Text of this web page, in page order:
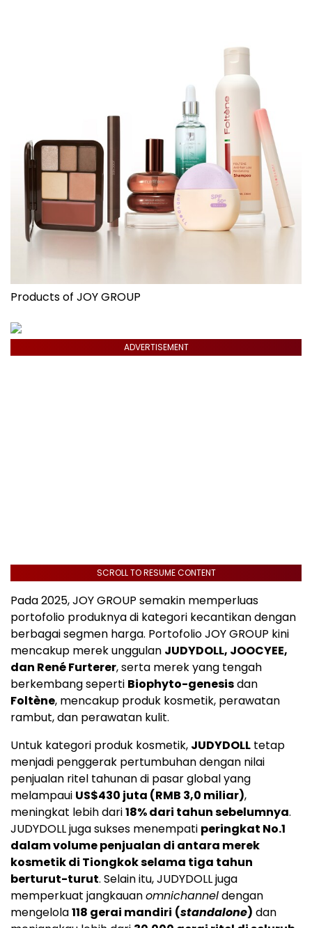
Products of JOY GROUP
ADVERTISEMENT
SCROLL TO RESUME CONTENT
Pada 2025, JOY GROUP semakin memperluas
portofolio produknya di kategori kecantikan dengan
berbagai segmen harga. Portofolio JOY GROUP kini
mencakup merek unggulan JUDYDOLL, JOOCYEE,
dan René Furterer, serta merek yang tengah
berkembang seperti Biophyto-genesisdan
Foltène, mencakup produk kosmetik, perawatan
rambut, dan perawatan kulit.
Untuk kategori produk kosmetik, JUDYDOLL tetap
menjadi penggerak pertumbuhan dengan nilai
penjualan ritel tahunan di pasar global yang
melampaui US$430 juta (RMB 3,0 miliar),
meningkat lebih dari18% dari tahun sebelumnya.
JUDYDOLL juga sukses menempati peringkat No.1
dalam volume penjualan di antara merek
kosmetik di Tiongkok selama tiga tahun
berturut-turut. Selain itu, JUDYDOLL juga
memperkuat jangkauanomnichanneldengan
mengelola118 gerai mandiri (standalone) dan